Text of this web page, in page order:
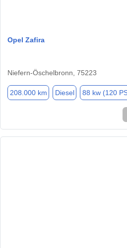
Opel Zafira
Niefern-Öschelbronn, 75223
208.000 km Diesel 88 kw (120